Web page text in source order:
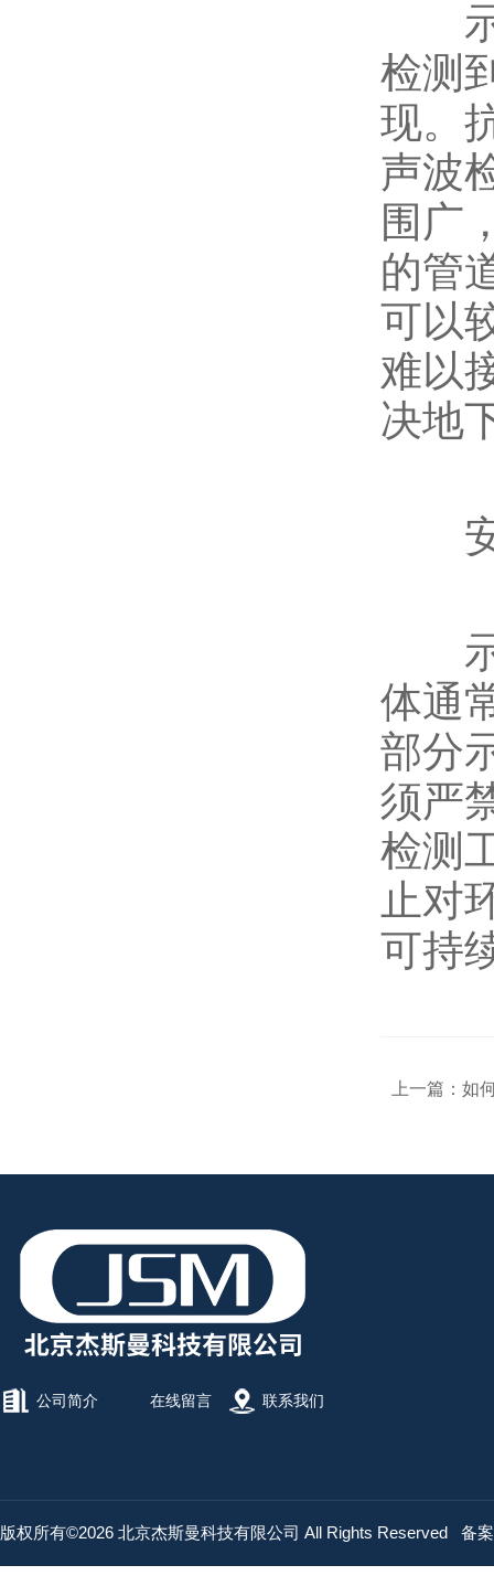
示
检测
现。
声波
围广
的管
可以
难以
决地
安
示
体通
部分
须严
检测
止对
可持
上一篇： 如
公司简介 在线留言 联系我们
版权所有©2026 北京杰斯曼科技有限公司 All Rights Reserved 备